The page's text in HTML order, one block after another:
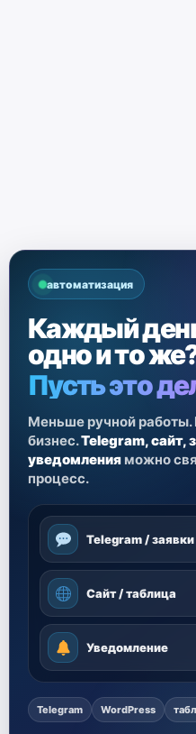
автоматизация
Каждый
одно и то
Пусть это
Меньше ручной
бизнес.Telegram, сайт,
уведомления можно
процесс.
Telegram / заявки
Сайт / таблица
Уведомление
Telegram WordPress